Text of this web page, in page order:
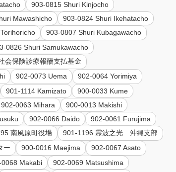
903-0815 Shuri Kinjocho
Mawashicho
903-0824 Shuri Ikehatacho
903-0807 Shuri Kubagawacho
0826 Shuri Samukawacho
保険診療報酬支払基金
902-0073 Uema
902-0064 Yorimiya
901-1114 Kamizato
900-0033 Kume
902-0063 Mihara
900-0013 Makishi
902-0066 Daido
902-0061 Furujima
南風原町役場
901-1196 霊波之光 沖縄支部
ー 900-0016 Maejima
902-0067 Asato
0068 Makabi
902-0069 Matsushima